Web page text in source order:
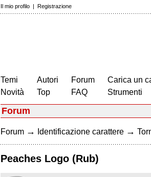
Il mio profilo | Registrazione
Temi
Novità
Autori
Top
Forum
FAQ
Carica un
Strumenti
Forum
Forum → Identificazione carattere →
Peaches Logo (Rub)